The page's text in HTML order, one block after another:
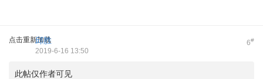
点击重新加载 6#
邱胜
2019-6-16 13:50
此帖仅作者可见